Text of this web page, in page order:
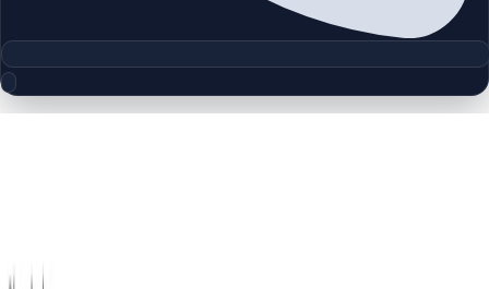
چیدمان‌های دقیق پروژه‌ها و مناطق دبی را بررسی کنید تا واحدها را